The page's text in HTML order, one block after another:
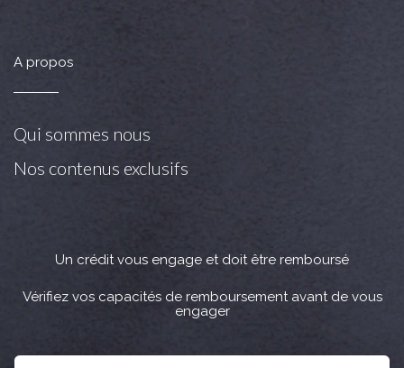
A propos
Qui sommes nous
Nos contenus exclusifs
Un crédit vous engage et doit être remboursé
Vérifiez vos capacités de remboursement avant de vous
engager